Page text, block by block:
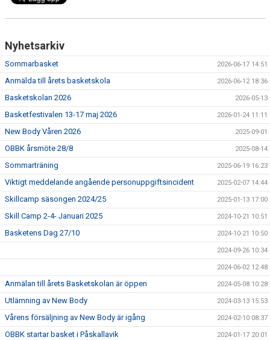
Nyhetsarkiv
Sommarbasket 2026-06-17 14:51
Anmälda till årets basketskola 2026-06-12 18:36
Basketskolan 2026 2026-05-13
Basketfestivalen 13-17 maj 2026 2026-01-24 11:11
New Body Våren 2026 2025-09-01
OBBK årsmöte 28/8 2025-08-14
Sommarträning 2025-06-19 16:23
Viktigt meddelande angående personuppgiftsincident 2025-02-07 14:44
Skillcamp säsongen 2024/25 2025-01-13 17:00
Skill Camp 2-4- Januari 2025 2024-10-21 10:51
Basketens Dag 27/10 2024-10-21 10:50
2024-09-26 10:34
2024-06-02 12:48
Anmälan till årets Basketskolan är öppen 2024-05-08 10:28
Utlämning av New Body 2024-03-13 15:53
Vårens försäljning av New Body är igång 2024-02-10 08:37
OBBK startar basket i Påskallavik 2024-01-17 20:01